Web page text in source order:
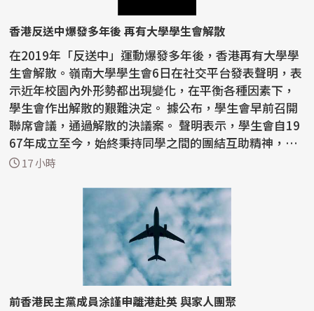
香港反送中爆發多年後 再有大學學生會解散
在2019年「反送中」運動爆發多年後，香港再有大學學
生會解散。嶺南大學學生會6日在社交平台發表聲明，表
示近年校園內外形勢都出現變化，在平衡各種因素下，
學生會作出解散的艱難決定。 據公布，學生會早前召開
聯席會議，通過解散的決議案。 聲明表示，學生會自19
67年成立至今，始終秉持同學之間的團結互助精神，
且...17 小時
前香港民主黨成員涂謹申離港赴英 與家人團聚